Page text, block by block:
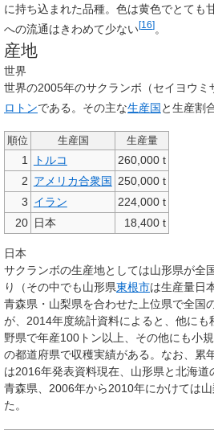
に持ち込まれた品種。色は黄色でとても
への流通はきわめて少ない[16] 。
産地
世界
世界の2005年のサクランボ（セイヨウ
ロ トンである。その主な生産国と生産割
順位 生産国 生産量
1 トルコ
260,000 t
2 アメリカ合衆国
250,000 t
3 イラン
224,000 t
20 日本 18,400 t
日本
サクランボの生産地としては山形県が全
り（その中でも山形県東根市は生産量日
青森県・山梨県を合わせた上位県で全国
が、2014年度統計資料によると、他に
野県で年産100トン以上、その他にも小
の都道府県で収穫実績がある。なお、累
は2016年発表資料現在、山形県と北海
青森県、2006年から2010年にかけては
た。